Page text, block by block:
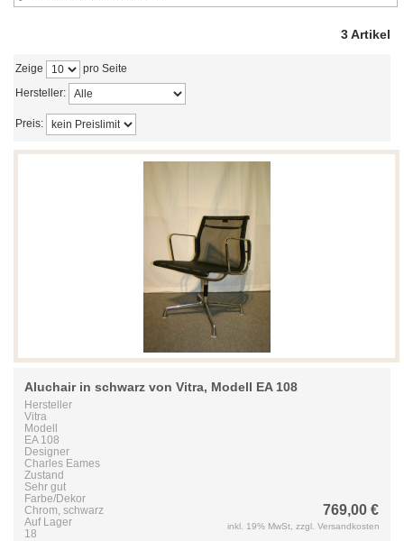
3 Artikel
Zeige
pro Seite
Hersteller:
Preis:
Aluchair in schwarz von Vitra, Modell EA 108
Hersteller
Vitra
Modell
EA 108
Designer
Charles Eames
Zustand
Sehr gut
Farbe/Dekor
Chrom, schwarz
Auf Lager
18
769,00 €
inkl. 19% MwSt, zzgl. Versandkosten